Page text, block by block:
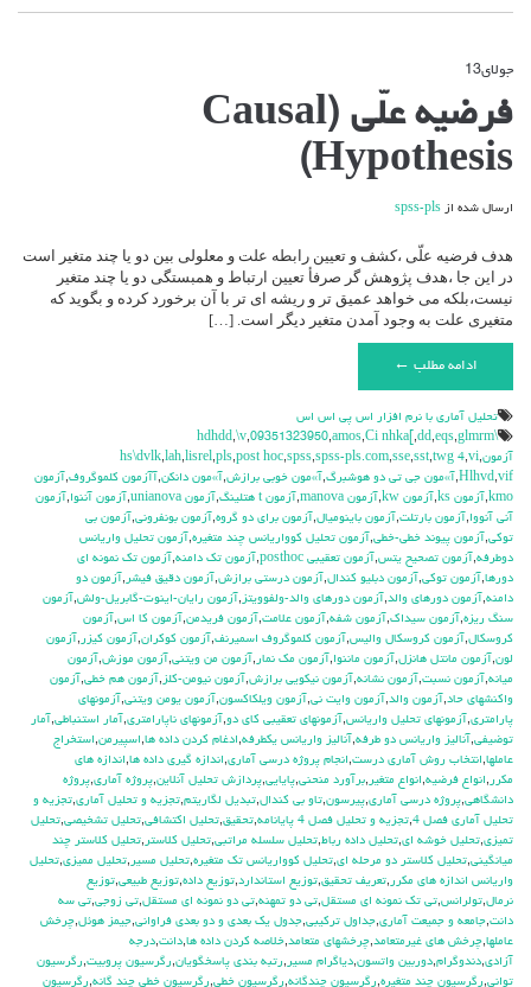
جولای13
فرضیه
(Causal
Hypothesis)
فرضیه علّی (Causal
Hypothesis)
ارسال شده از spss-pls
هدف فرضیه علّی ،کشف و تعیین رابطه علت و معلولی بین دو یا چند متغیر است
در این جا ،هدف پژوهش گر صرفأ تعیین ارتباط و همبستگی دو یا چند متغیر
نیست،بلکه می خواهد عمیق تر و ریشه ای تر با آن برخورد کرده و بگوید که
متغیری علت به وجود آمدن متغیر دیگر است. […]
ادامه مطلب ←
تحليل آماري با نرم افزار اس پي اس اس
\hdhdd
,\v,09351323950,amos,Ci nhka[ ,dd,eqs,glmrm
آزمون,
hs\dvlk,lah,lisrel,pls,post hoc,spss,spss-pls.com,sse,sst,twg 4,vi
Hlhvd,vif
,آ»مون جي تي دو هوشبرگ,آ»مون خوبي برازش,آ»مون دانكن,آآزمون كلموگروف,آزمون
kmo
,آزمون ks ,آزمون kw ,آزمون manova ,آزمون t هتلينگ ,آزمون unianova ,آزمون آننوا,آزمون
آني آنووا,آزمون بارتلت,آزمون باينوميال,آزمون براي دو گروه,آزمون بونفروني,آزمون بي
توكي,آزمون پيوند خطي-خطي,آزمون تحليل كوواريانس چند متغيره,آزمون تحليل واريانس
دوطرفه,آزمون تصحيح يتس,آزمون تعقيبي posthoc ,آزمون تك دامنه,آزمون تك نمونه اي
دورها,آزمون توكي,آزمون دبليو كندال,آزمون درستي برازش,آزمون دقيق فيشر ,آزمون دو
دامنه,آزمون دورهاي والد,آزمون دورهاي والد-ولفوويتز ,آزمون رايان-اينوت-گابريل-ولش,آزمون
سنگ ريزه,آزمون سيداك,آزمون شفه,آزمون علامت,آزمون فريدمن,آزمون كا اس,آزمون
كروسكال,آزمون كروسكال واليس,آزمون كلموگروف اسميرنف,آزمون كوكران,آزمون كيزر ,آزمون
لون,آزمون مانتل هانزل,آزمون ماننوا,آزمون مك نمار ,آزمون من ويتني,آزمون موزش,آزمون
ميانه,آزمون نسبت,آزمون نشانه,آزمون نيكويي برازش,آزمون نيومن-كلز ,آزمون هم خطي,آزمون
واكنشهاي حاد,آزمون والد,آزمون وايت ني,آزمون ويلكاكسون,آزمون يومن ويتني,آزمونهاي
پارامتري,آزمونهاي تحليل واريانس,آزمونهاي تعقيبي كاي دو,آزمونهاي ناپارامتري,آمار استنباطي,آمار
توضيفي,آناليز واريانس دو طرفه,آناليز واريانس يکطرفه,ادغام كردن داده ها,اسپيرمن,استخراج
عاملها,انتخاب روش آماري درست,انجام پروژه درسي آماري,اندازه گيري داده ها,اندازه هاي
مكرر ,انواع فرضيه,انواع متغير ,برآورد منحني,پايايي,پردازش تحليل آنلاين,پروژه آماري,پروژه
دانشگاهي,پروژه درسي آماري,پيرسون,تاو بي کندال,تبديل لگاريتم,تجزيه و تحليل آماري,تجزيه و
تحليل آماري فصل 4
,تجزيه و تحليل فصل 4 پايانامه ,تحقيق,تحليل اكتشافي,تحليل تشخيصي,تحليل
تميزي,تحليل خوشه اي,تحليل داده رباط,تحليل سلسله مراتبي,تحليل كلاستر ,تحليل كلاستر چند
ميانگيني,تحليل كلاستر دو مرحله اي,تحليل كوواريانس تك متغيره,تحليل مسير ,تحليل مميزي,تحليل
واريانس اندازه هاي مكرر ,تعريف تحقيق,توزيع استاندارد,توزيع داده,توزيع طبيعي,توزيع
نرمال,تولرانس,تي تک نمونه اي مستقل,تي دو تمهنه,تي دو نمونه اي مستقل,تي زوجي,تي سه
دانت,جامعه و جميعت آماري,جداول تركيبي,جدول يك بعدي و دو بعدي فراواني,جيمز هوئل,چرخش
عاملها,چرخش هاي غيرمتعامد,چرخشهاي متعامد,خلاصه كردن داده ها,دانت,درجه
آزادي,دندوگرام,دوربين واتسون,دياگرام مسير ,رتبه بندي پاسخگويان,رگرسيون پروبيت,رگرسيون
تواني,رگرسيون چند متغيره,رگرسيون چندگانه,رگرسيون خطي,رگرسيون خطي چند گانه,رگرسيون